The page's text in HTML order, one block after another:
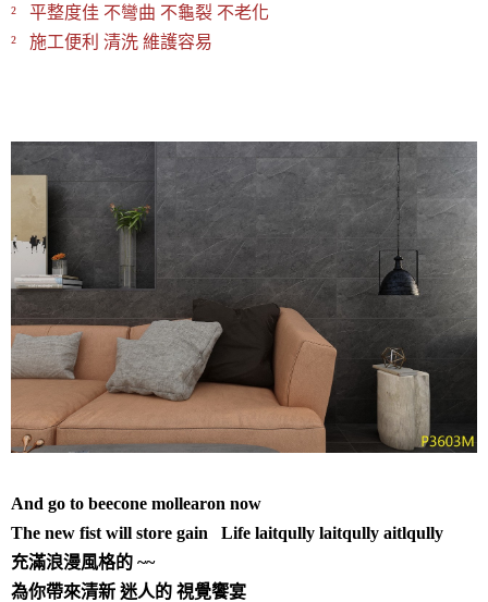
² 平整度佳 不彎曲 不龜裂 不老化
² 施工便利 清洗 維護容易
And go to beecone mollearon now
The new fist will store gain Life laitqully laitqully aitlqully
充滿浪漫風格的 ~~
為你帶來清新 迷人的 視覺饗宴